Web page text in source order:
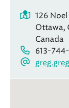
126 Noel
Ottawa,
Canada
613-